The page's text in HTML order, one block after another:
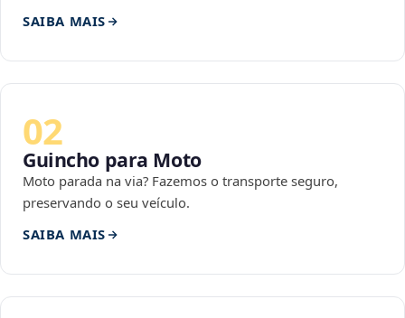
SAIBA MAIS
02
Guincho para Moto
Moto parada na via? Fazemos o transporte seguro,
preservando o seu veículo.
SAIBA MAIS